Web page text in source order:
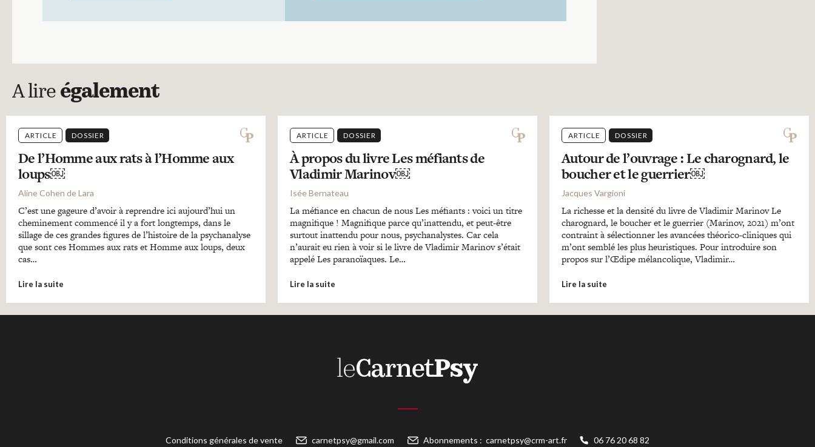
A lire également
ARTICLE DOSSIER
De l’Homme aux rats à l’Homme aux
loups￼
Aline Cohen de Lara
C’est une gageure d’avoir à reprendre ici aujourd’hui un
cheminement commencé il y a fort longtemps, dans le
sillage de ces grandes figures de l’histoire de la psychanalyse
que sont ces Hommes aux rats et Homme aux loups, deux
cas…
Lire la suite
ARTICLE DOSSIER
À propos du livre Les méfiants de
Vladimir Marinov￼
Isée Bernateau
La méfiance en chacun de nous Les méfiants : voici un titre
magnifique ! Magnifique parce qu’inattendu, et peut-être
surtout inattendu pour nous, psychanalystes. Car cela
n’aurait eu rien à voir si le livre de Vladimir Marinov s’était
appelé Les paranoïaques. Le…
Lire la suite
ARTICLE DOSSIER
Autour de l’ouvrage : Le charognard, le
boucher et le guerrier￼
Jacques Vargioni
La richesse et la densité du livre de Vladimir Marinov Le
charognard, le boucher et le guerrier (Marinov, 2021) m’ont
contraint à sélectionner les avancées théorico-cliniques qui
m’ont semblé les plus heuristiques. Pour introduire son
propos sur l’Œdipe mélancolique, Vladimir…
Lire la suite
Conditions générales de vente carnetpsy@gmail.com Abonnements : carnetpsy@crm-art.fr 06 76 20 68 82